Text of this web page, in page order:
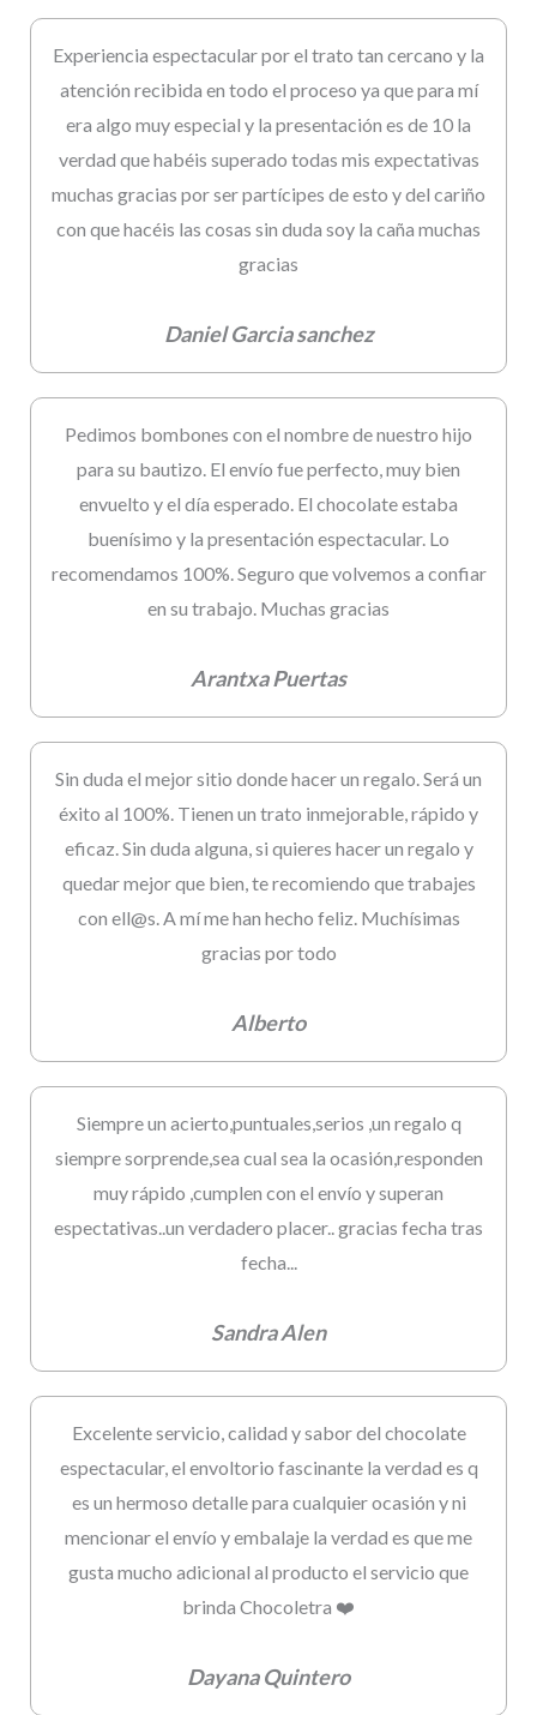
Experiencia espectacular por el trato tan cercano y la
atención recibida en todo el proceso ya que para mí
era algo muy especial y la presentación es de 10 la
verdad que habéis superado todas mis expectativas
muchas gracias por ser partícipes de esto y del cariño
con que hacéis las cosas sin duda soy la caña muchas
gracias
Daniel Garcia sanchez
Pedimos bombones con el nombre de nuestro hijo
para su bautizo. El envío fue perfecto, muy bien
envuelto y el día esperado. El chocolate estaba
buenísimo y la presentación espectacular. Lo
recomendamos 100%. Seguro que volvemos a confiar
en su trabajo. Muchas gracias
Arantxa Puertas
Sin duda el mejor sitio donde hacer un regalo. Será un
éxito al 100%. Tienen un trato inmejorable, rápido y
eficaz. Sin duda alguna, si quieres hacer un regalo y
quedar mejor que bien, te recomiendo que trabajes
con ell@s. A mí me han hecho feliz. Muchísimas
gracias por todo
Alberto
Siempre un acierto,puntuales,serios ,un regalo q
siempre sorprende,sea cual sea la ocasión,responden
muy rápido ,cumplen con el envío y superan
espectativas..un verdadero placer.. gracias fecha tras
fecha...
Sandra Alen
Excelente servicio, calidad y sabor del chocolate
espectacular, el envoltorio fascinante la verdad es q
es un hermoso detalle para cualquier ocasión y ni
mencionar el envío y embalaje la verdad es que me
gusta mucho adicional al producto el servicio que
brinda Chocoletra ❤️
Dayana Quintero